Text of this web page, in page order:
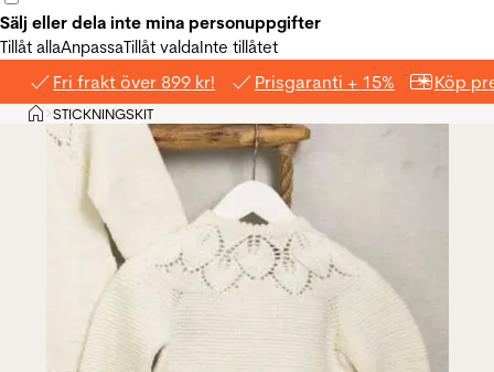
Sälj eller dela inte mina personuppgifter
Tillåt allaAnpassaTillåt valdaInte tillåtet
Fri frakt över 899 kr! Prisgaranti + 15% Köp
Hem
>STICKNINGSKIT